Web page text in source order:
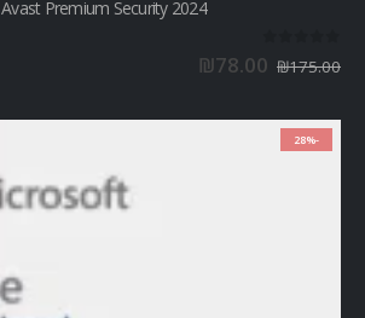
Avast Premium Security 2024 - רישיון שנתי למחשב אחד
₪175.00
₪78.00
-28%